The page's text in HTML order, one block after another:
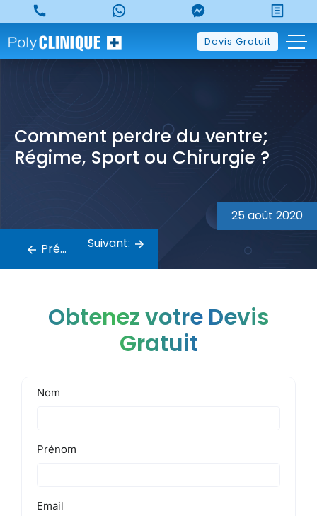
to
content
Devis Gratuit
Comment perdre du ventre;
Régime, Sport ou Chirurgie ?
25 août 2020
de
l’article
Précédent: Suivant:
Obtenez votre Devis
Gratuit